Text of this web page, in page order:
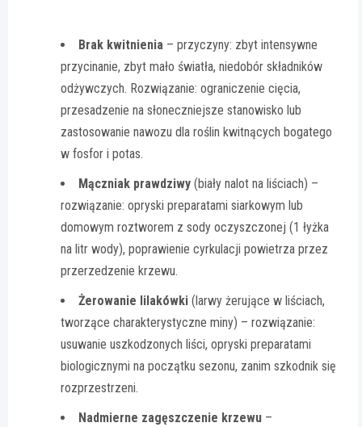
Brak kwitnienia – przyczyny: zbyt intensywne
przycinanie, zbyt mało światła, niedobór składników
odżywczych. Rozwiązanie: ograniczenie cięcia,
przesadzenie na słoneczniejsze stanowisko lub
zastosowanie nawozu dla roślin kwitnących bogatego
w fosfor i potas.
Mączniak prawdziwy (biały nalot na liściach) –
rozwiązanie: opryski preparatami siarkowym lub
domowym roztworem z sody oczyszczonej (1 łyżka
na litr wody), poprawienie cyrkulacji powietrza przez
przerzedzenie krzewu.
Żerowanie lilakówki (larwy żerujące w liściach,
tworzące charakterystyczne miny) – rozwiązanie:
usuwanie uszkodzonych liści, opryski preparatami
biologicznymi na początku sezonu, zanim szkodnik się
rozprzestrzeni.
Nadmierne zagęszczenie krzewu –